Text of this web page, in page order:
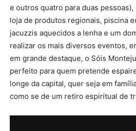
e outros quatro para duas
loja de produtos regionais, piscina
jacuzzis aquecidos a lenha e um
realizar os mais diversos eventos,
em grande destaque, o Sóis
perfeito para quem pretende
longe da capital, quer seja em
como se de um retiro espiritual de